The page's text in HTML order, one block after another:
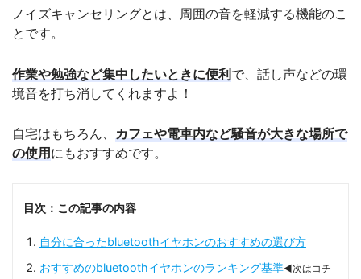
ノイズキャンセリングとは、周囲の音を軽減する機能のこ
とです。
作業や勉強など集中したいときに便利で、話し声などの環
境音を打ち消してくれますよ！
自宅はもちろん、 カフェや電車内など騒音が大きな場所で
の使用にもおすすめです。
目次：この記事の内容
自分に合ったbluetoothイヤホンのおすすめの選び方
おすすめのbluetoothイヤホンのランキング基準◀次はコチ